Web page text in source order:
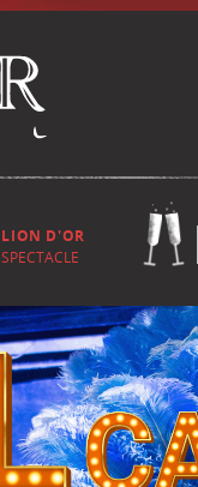
LION D'OR
SPECTACLE